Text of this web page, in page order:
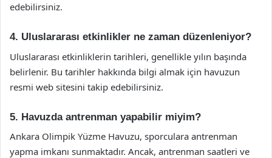
edebilirsiniz.
4. Uluslararası etkinlikler ne zaman düzenleniyor?
Uluslararası etkinliklerin tarihleri, genellikle yılın başında
belirlenir. Bu tarihler hakkında bilgi almak için havuzun
resmi web sitesini takip edebilirsiniz.
5. Havuzda antrenman yapabilir miyim?
Ankara Olimpik Yüzme Havuzu, sporculara antrenman
yapma imkanı sunmaktadır. Ancak, antrenman saatleri ve